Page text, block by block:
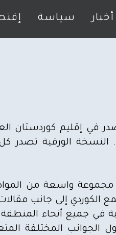
أخبار سياسة
إقليم كوردستان
النسخة الورقية تصدر
واسعة من
إلى جانب
في جميع أنحاء
المختلفة